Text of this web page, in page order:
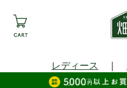
レディース ｜